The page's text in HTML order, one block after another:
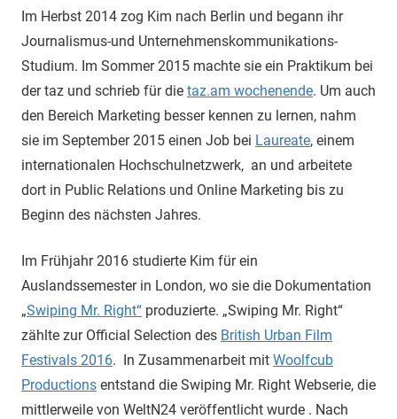
Im Herbst 2014 zog Kim nach Berlin und begann ihr
Journalismus-und Unternehmenskommunikations-
Studium. Im Sommer 2015 machte sie ein Praktikum bei
der taz und schrieb für die taz.am wochenende. Um auch
den Bereich Marketing besser kennen zu lernen, nahm
sie im September 2015 einen Job bei Laureate, einem
internationalen Hochschulnetzwerk, an und arbeitete
dort in Public Relations und Online Marketing bis zu
Beginn des nächsten Jahres.
Im Frühjahr 2016 studierte Kim für ein
Auslandssemester in London, wo sie die Dokumentation
„Swiping Mr. Right“ produzierte. „Swiping Mr. Right“
zählte zur Official Selection des British Urban Film
Festivals 2016. In Zusammenarbeit mit Woolfcub
Productions entstand die Swiping Mr. Right Webserie, die
mittlerweile von WeltN24 veröffentlicht wurde . Nach